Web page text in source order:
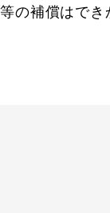
の補償はで